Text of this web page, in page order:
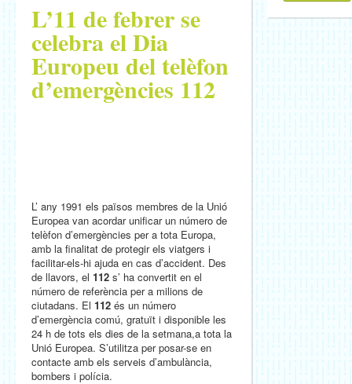
L’11 de febrer se
celebra el Dia
Europeu del telèfon
d’emergències 112
L’ any 1991 els països membres de la Unió
Europea van acordar unificar un número de
telèfon d’emergències per a tota Europa,
amb la finalitat de protegir els viatgers i
facilitar-els-hi ajuda en cas d’accident. Des
de llavors, el 112 s’ ha convertit en el
número de referència per a milions de
ciutadans. El 112 és un número
d’emergència comú, gratuït i disponible les
24 h de tots els dies de la setmana,a tota la
Unió Europea. S’utilitza per posar-se en
contacte amb els serveis d’ambulància,
bombers i polícia.